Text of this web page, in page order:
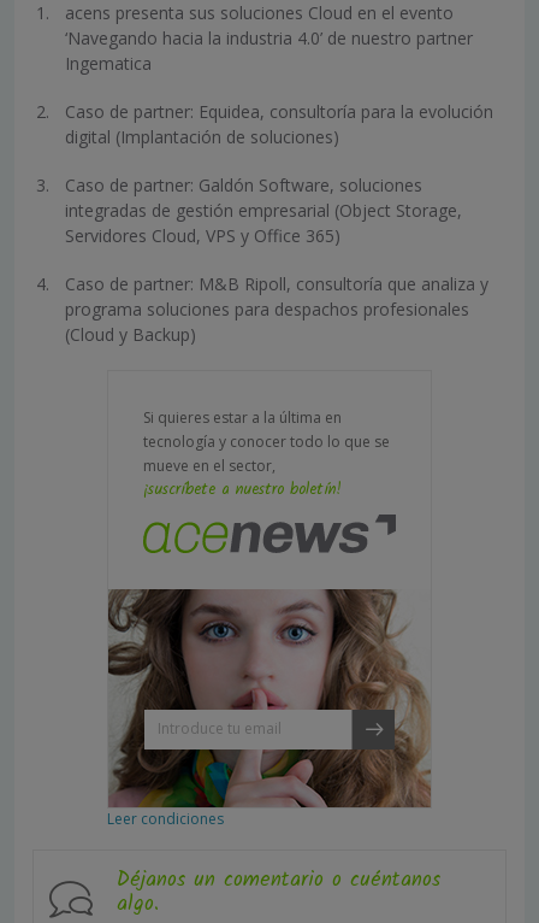
acens presenta sus soluciones Cloud en el evento
‘Navegando hacia la industria 4.0’ de nuestro partner
Ingematica
Caso de partner: Equidea, consultoría para la evolución
digital (Implantación de soluciones)
Caso de partner: Galdón Software, soluciones
integradas de gestión empresarial (Object Storage,
Servidores Cloud, VPS y Office 365)
Caso de partner: M&B Ripoll, consultoría que analiza y
programa soluciones para despachos profesionales
(Cloud y Backup)
Si quieres estar a la última en
tecnología y conocer todo lo que se
mueve en el sector,
¡suscríbete a nuestro boletín!
Leer condiciones
Déjanos un comentario o cuéntanos
algo.